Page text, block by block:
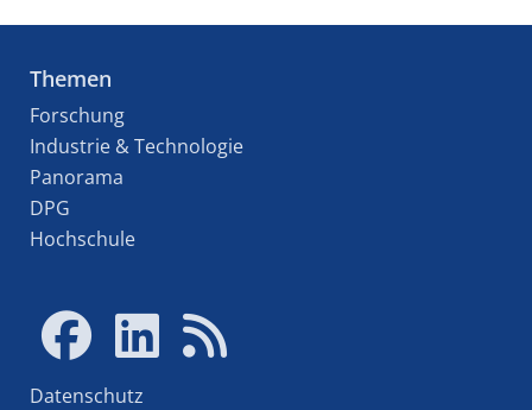
Themen
Forschung
Industrie & Technologie
Panorama
DPG
Hochschule
Datenschutz